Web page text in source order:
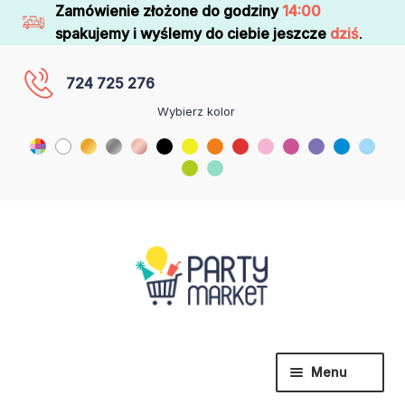
Zamówienie złożone do godziny 14:00
spakujemy i wyślemy do ciebie jeszcze dziś.
724 725 276
Wybierz kolor
Menu